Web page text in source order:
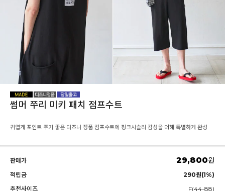
썸머 쭈리 미키 패치 점프수트
귀엽게 포인트 주기 좋은 디즈니 정품 점프수트에 핑크시슬리 감성을 더해 특별하게 완성
판매가 29,800원
적립금
290원(1%)
추천사이즈
F(44-88)